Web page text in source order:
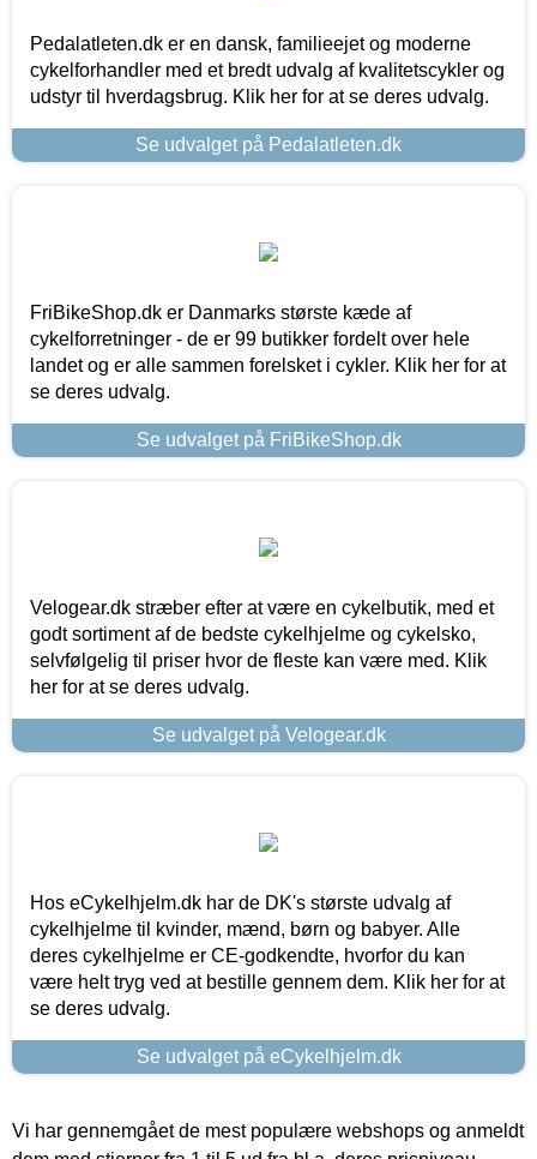
Pedalatleten.dk er en dansk, familieejet og moderne
cykelforhandler med et bredt udvalg af kvalitetscykler og
udstyr til hverdagsbrug. Klik her for at se deres udvalg.
Se udvalget på Pedalatleten.dk
FriBikeShop.dk er Danmarks største kæde af
cykelforretninger - de er 99 butikker fordelt over hele
landet og er alle sammen forelsket i cykler. Klik her for at
se deres udvalg.
Se udvalget på FriBikeShop.dk
Velogear.dk stræber efter at være en cykelbutik, med et
godt sortiment af de bedste cykelhjelme og cykelsko,
selvfølgelig til priser hvor de fleste kan være med. Klik
her for at se deres udvalg.
Se udvalget på Velogear.dk
Hos eCykelhjelm.dk har de DK's største udvalg af
cykelhjelme til kvinder, mænd, børn og babyer. Alle
deres cykelhjelme er CE-godkendte, hvorfor du kan
være helt tryg ved at bestille gennem dem. Klik her for at
se deres udvalg.
Se udvalget på eCykelhjelm.dk
Vi har gennemgået de mest populære webshops og anmeldt